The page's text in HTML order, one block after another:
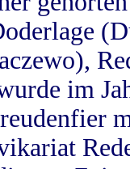
im